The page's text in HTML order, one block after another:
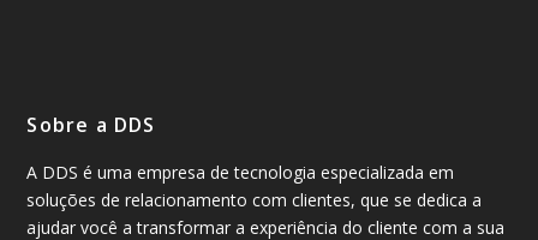
Sobre a DDS
A DDS é uma empresa de tecnologia especializada em
soluções de relacionamento com clientes, que se dedica a
ajudar você a transformar a experiência do cliente com a sua